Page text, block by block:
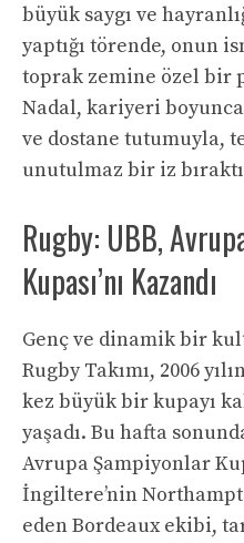
büyük saygı ve
yaptığı törende, onun
toprak zemine özel bir
Nadal, kariyeri
ve dostane tutumuyla,
unutulmaz bir iz
Rugby: UBB,
Kupası’nı Kazandı
Genç ve dinamik bir
Rugby Takımı, 2006
kez büyük bir kupayı
yaşadı. Bu hafta
Avrupa Şampiyonlar
İngiltere’nin
eden Bordeaux ekibi,